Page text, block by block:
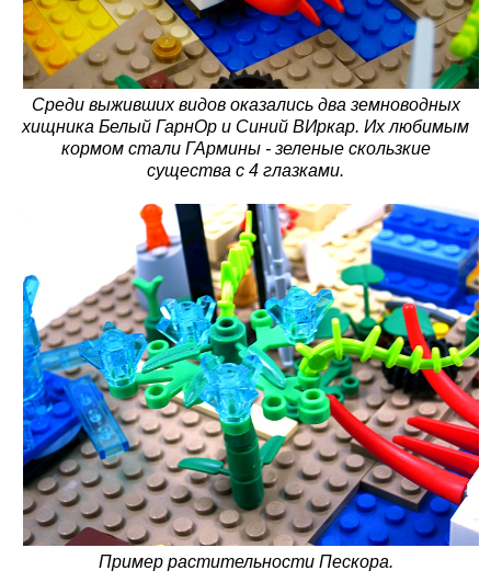
Среди выживших видов оказались два земноводных
хищника Белый ГарнОр и Синий ВИркар. Их любимым
кормом стали ГАрмины - зеленые скользкие
существа с 4 глазками.
Пример растительности Пескора.